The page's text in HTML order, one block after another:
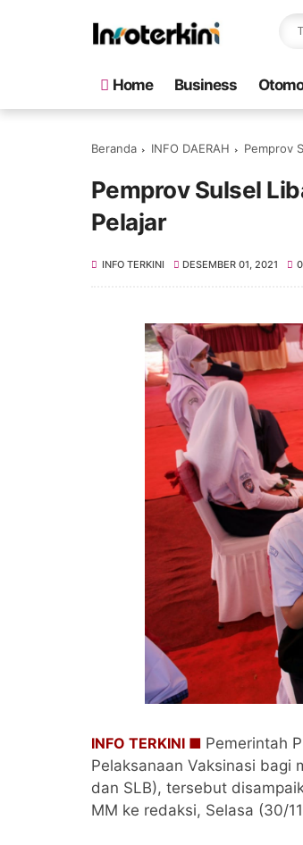
Home Business
Beranda INFO DAERAH Pemprov
Pemprov Sulsel
Pelajar
INFO TERKINI DESEMBER 01, 2021
INFO TERKINI ■ Pemerintah
Pelaksanaan Vaksinasi bagi
dan SLB), tersebut
MM ke redaksi, Selasa (30/